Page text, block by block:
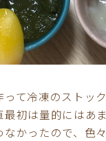
て冷凍のストッ
最初は量的にはあ
かったので、色